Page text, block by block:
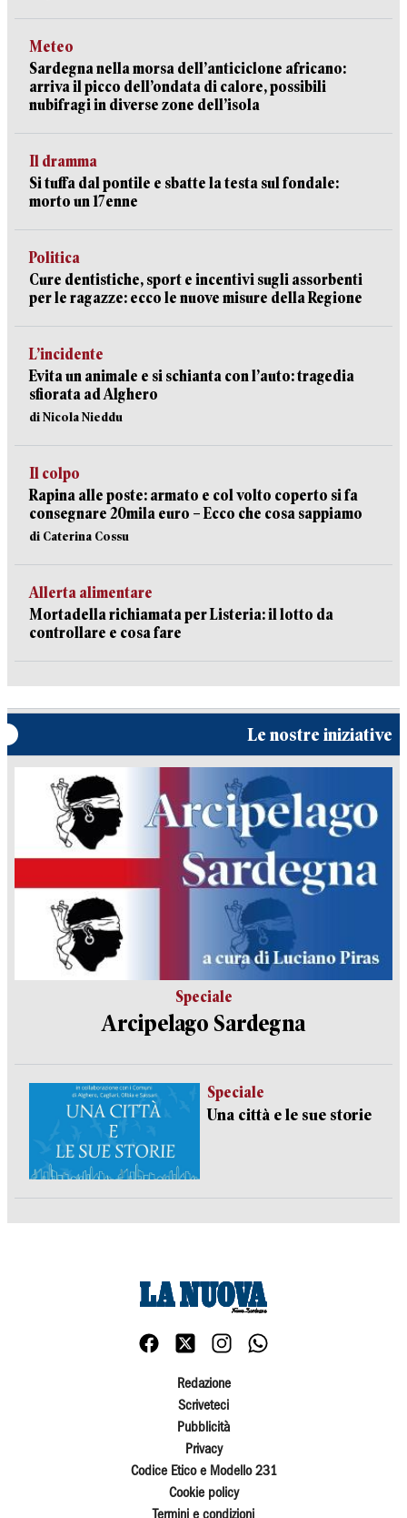
Meteo
Sardegna nella morsa dell’anticiclone africano:
arriva il picco dell’ondata di calore, possibili
nubifragi in diverse zone dell’isola
Il dramma
Si tuffa dal pontile e sbatte la testa sul fondale:
morto un 17enne
Politica
Cure dentistiche, sport e incentivi sugli assorbenti
per le ragazze: ecco le nuove misure della Regione
L’incidente
Evita un animale e si schianta con l’auto: tragedia
sfiorata ad Alghero
di Nicola Nieddu
Il colpo
Rapina alle poste: armato e col volto coperto si fa
consegnare 20mila euro – Ecco che cosa sappiamo
di Caterina Cossu
Allerta alimentare
Mortadella richiamata per Listeria: il lotto da
controllare e cosa fare
Le nostre iniziative
Speciale
Arcipelago Sardegna
Speciale
Una città e le sue storie
Redazione
Scriveteci
Pubblicità
Privacy
Codice Etico e Modello 231
Cookie policy
Termini e condizioni